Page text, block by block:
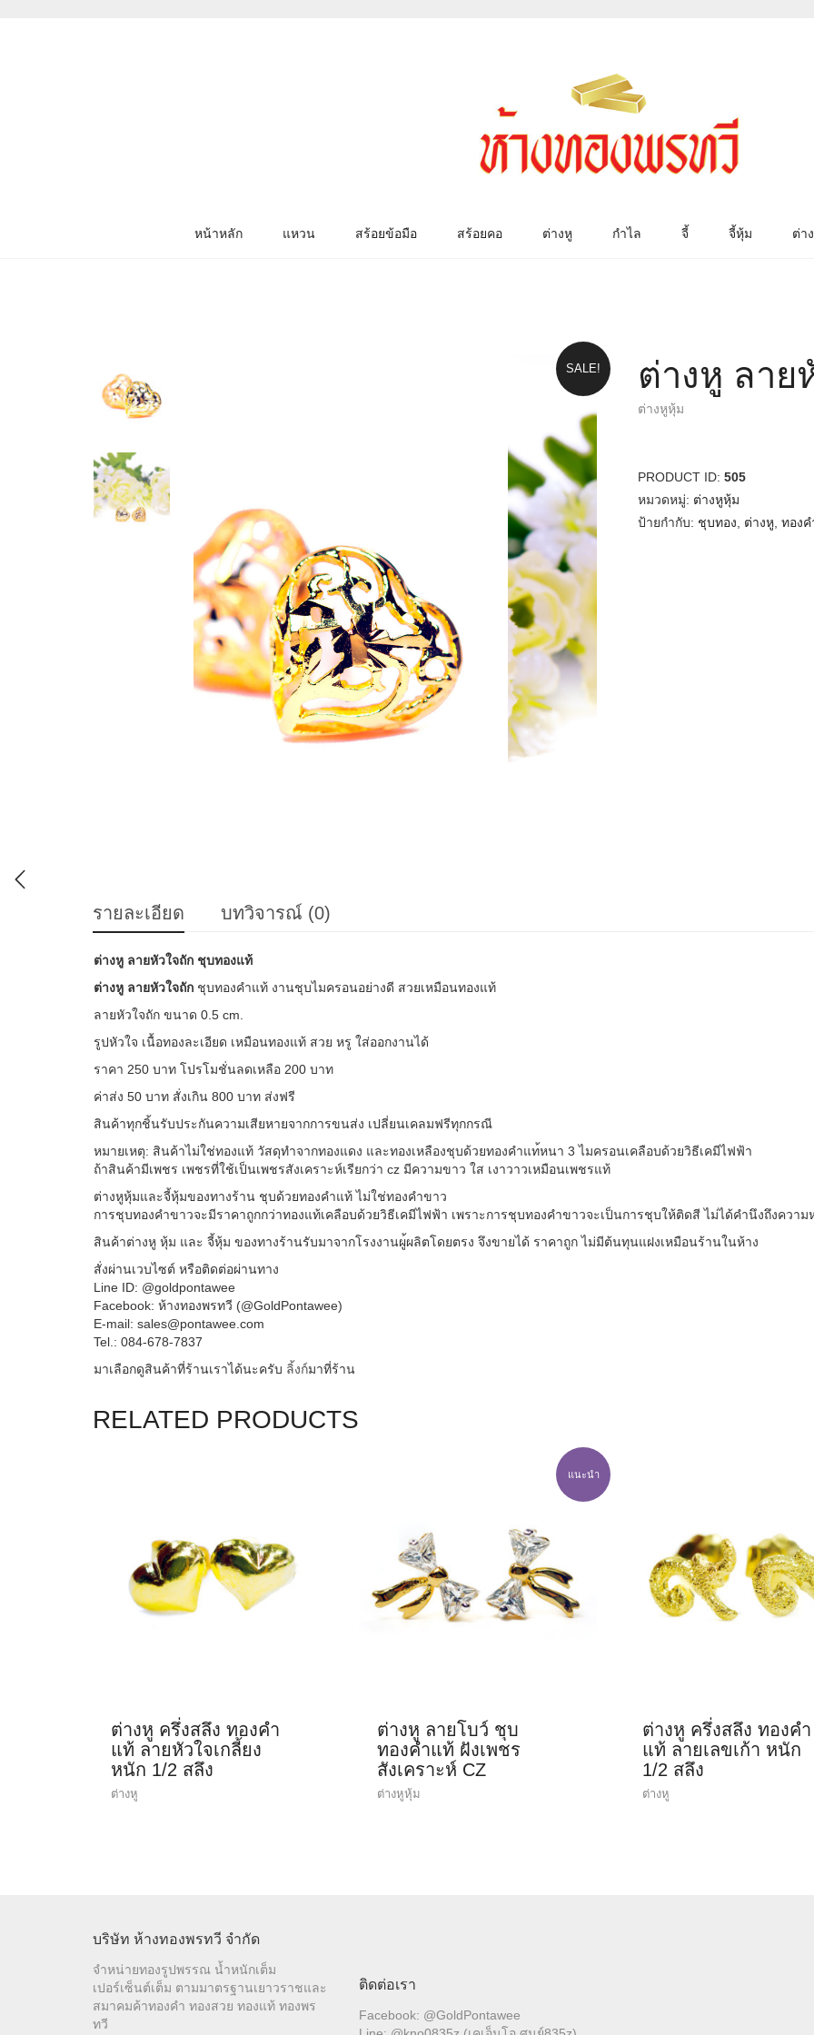
หน้าหลัก แหวน สร้อยข้อมือ สร้อยคอ ต่างหู กำไล จี้ จี้หุ้ม ต่า
SALE! ต่างหู ลาย
ต่างหูหุ้ม
PRODUCT ID: 505
หมวดหมู่: ต่างหูหุ้ม
ป้ายกำกับ: ชุบทอง ต่างหู ทอง
รายละเอียด บทวิจารณ์ (0)
ต่างหู ลายหัวใจถัก ชุบทองแท้
ต่างหู ลายหัวใจถัก ชุบทองคำแท้ งานชุบไมครอนอย่างดี สวยเหมือนทองแท้
ลายหัวใจถัก ขนาด 0.5 cm.
รูปหัวใจ เนื้อทองละเอียด เหมือนทองแท้ สวย หรู ใส่ออกงานได้
ราคา 250 บาท โปรโมชั่นลดเหลือ 200 บาท
ค่าส่ง 50 บาท สั่งเกิน 800 บาท ส่งฟรี
สินค้าทุกชิ้นรับประกันความเสียหายจากการขนส่ง เปลี่ยนเคลมฟรีทุกกรณี
หมายเหตุ: สินค้าไม่ใช่ทองแท้ วัสดุทำจากทองแดง และทองเหลืองชุบด้วยทองคำแท้หนา 3 ไมครอนเคลือบด้วยวิธีเคมีไฟฟ้า
ถ้าสินค้ามีเพชร เพชรที่ใช้เป็นเพชรสังเคราะห์เรียกว่า cz มีความขาว ใส เงาวาวเหมือนเพชรแท้
ต่างหูหุ้มและจี้หุ้มของทางร้าน ชุบด้วยทองคำแท้ ไม่ใช่ทองคำขาว
การชุบทองคำขาวจะมีราคาถูกกว่าทองแท้เคลือบด้วยวิธีเคมีไฟฟ้า เพราะการชุบทองคำขาวจะเป็นการชุบให้ติดสี ไม่ได้คำนึงถึงความ
สินค้าต่างหู หุ้ม และ จี้หุ้ม ของทางร้านรับมาจากโรงงานผู้ผลิตโดยตรง จึงขายได้ ราคาถูก ไม่มีต้นทุนแฝงเหมือนร้านในห้าง
สั่งผ่านเวบไซต์ หรือติดต่อผ่านทาง
Line ID: @goldpontawee
Facebook: ห้างทองพรทวี (@GoldPontawee)
E-mail: sales@pontawee.com
Tel.: 084-678-7837
มาเลือกดูสินค้าที่ร้านเราได้นะครับ ลิ้งก์มาที่ร้าน
RELATED PRODUCTS
ต่างหู ครึ่งสลึง ทองคำ
แท้ ลายหัวใจเกลี้ยง
หนัก 1/2 สลึง
ต่างหู
แนะนำ
ต่างหู ลายโบว์ ชุบ
ทองคำแท้ ฝังเพชร
สังเคราะห์ CZ
ต่างหูหุ้ม
ต่างหู ครึ่งสลึง ทองคำ
แท้ ลายเลขเก้า หนัก
1/2 สลึง
ต่างหู
บริษัท ห้างทองพรทวี จำกัด
จำหน่ายทองรูปพรรณ น้ำหนักเต็ม
เปอร์เซ็นต์เต็ม ตามมาตรฐานเยาวราชและ
สมาคมค้าทองคำ ทองสวย ทองแท้ ทองพร
ทวี
ติดต่อเรา
Facebook: @GoldPontawee